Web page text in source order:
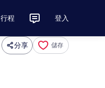
行程 登入
分享 儲存